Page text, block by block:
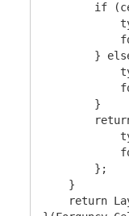
if
}
        }
        };
    }
return